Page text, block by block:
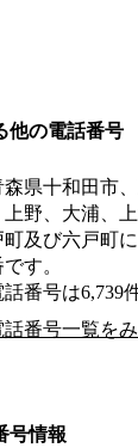
他の電話番号
森県十和田市
野、大浦、
及び六戸町に
す。
番号は6,739
番号一覧を
号情報